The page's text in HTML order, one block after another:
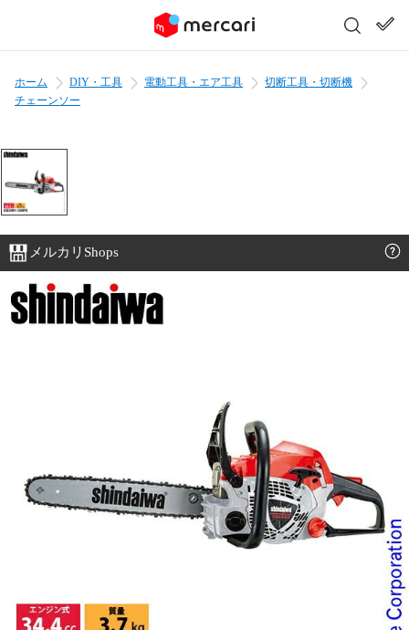
ホーム DIY・工具 電動工具・エア工具
切断工具・切断機
チェーンソー
メルカリShops